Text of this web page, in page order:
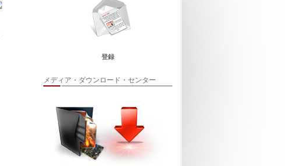
登録
メディア・ダウンロード・センター